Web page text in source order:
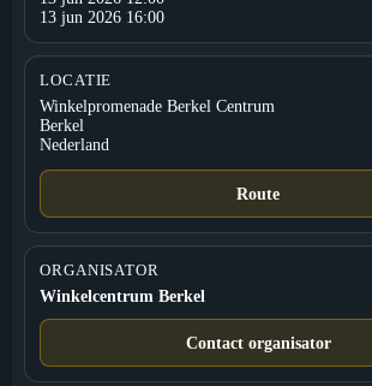
13 jun 2026 16:00
LOCATIE
Winkelpromenade Berkel Centrum
Berkel
Nederland
Route
ORGANISATOR
Winkelcentrum Berkel
Contact organisator